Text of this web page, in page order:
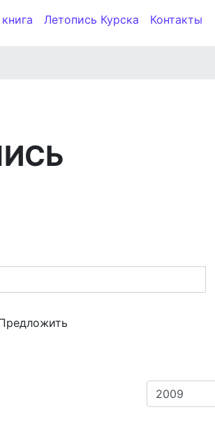
Летопись Курска Контакты